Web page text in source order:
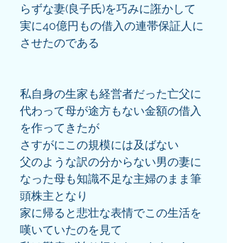
らずな妻(良子氏)を巧みに誑かして
実に40億円もの借入の連帯保証人に
させたのである
私自身の生家も経営者だった亡父に
代わって母が途方もない金額の借入
を作ってきたが
さすがにこの規模には及ばない
父のような訳の分からない男の妻に
なった母も知識不足な主婦のまま筆
頭株主となり
家に帰ると悲壮な表情でこの生活を
嘆いていたのを見て